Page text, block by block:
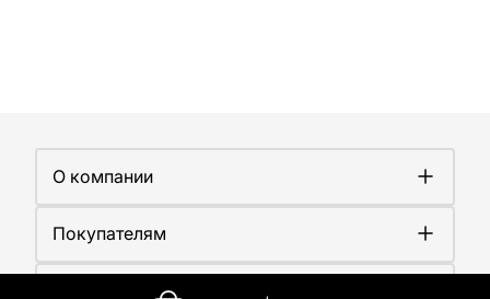
О компании
Работа у нас
Сертификаты
Покупателям
Доставка